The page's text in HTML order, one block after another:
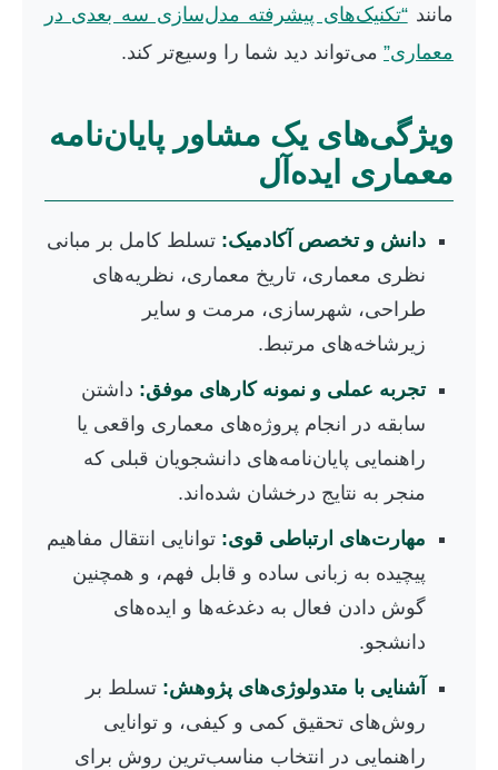
مانند“تکنیک‌های پیشرفته مدل‌سازی سه بعدی در
معماری” می‌تواند دید شما را وسیع‌تر کند.
ویژگی‌های یک مشاور پایان‌نامه
معماری ایده‌آل
دانش و تخصص آکادمیک: تسلط کامل بر مبانی
نظری معماری، تاریخ معماری، نظریه‌های
طراحی، شهرسازی، مرمت و سایر
زیرشاخه‌های مرتبط.
تجربه عملی و نمونه کارهای موفق: داشتن
سابقه در انجام پروژه‌های معماری واقعی یا
راهنمایی پایان‌نامه‌های دانشجویان قبلی که
منجر به نتایج درخشان شده‌اند.
مهارت‌های ارتباطی قوی: توانایی انتقال مفاهیم
پیچیده به زبانی ساده و قابل فهم، و همچنین
گوش دادن فعال به دغدغه‌ها و ایده‌های
دانشجو.
آشنایی با متدولوژی‌های پژوهش: تسلط بر
روش‌های تحقیق کمی و کیفی، و توانایی
راهنمایی در انتخاب مناسب‌ترین روش برای